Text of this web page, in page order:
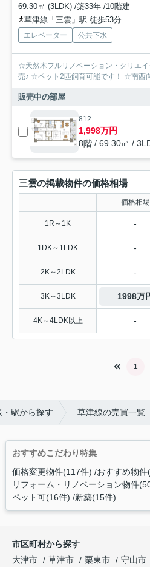
69.30㎡ (3LDK) /築33年 /10階建
草津線「三雲」駅 徒歩53分
エレベーター 公共下水
☆天然木フルリノベーション・クリエ
売♪ ☆ペット2匹飼育可能です！ ☆南西
販売中の部屋
812
1,998万円
8階 / 69.30㎡ /
三雲の掲載物件の価格相場
価格相場
1R～1K -
1DK～1LDK -
2K～2LDK -
3K～3LDK 1998万
4K～4LDK以上 -
1
・駅から探す 草津線の売買一覧
おすすめこだわり特集
価格変更物件(117件) おすすめ物件
リフォーム・リノベーション物件
ペット可(16件) 新築(15件)
市区町村から探す
大津市
草津市 栗東市 守山市